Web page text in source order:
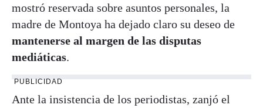
mostró reservada sobre asuntos personales, la
madre de Montoya ha dejado claro su deseo de
mantenerse al margen de las disputas
mediáticas.
PUBLICIDAD
Ante la insistencia de los periodistas, zanjó el